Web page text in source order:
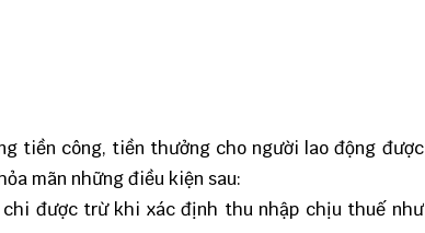
tiền công, tiền thưởng cho người lao động được
mãn những điều kiện sau:
chi được trừ khi xác định thu nhập chịu thuế như